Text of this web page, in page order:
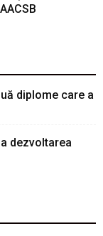
diplome care a
dezvoltarea